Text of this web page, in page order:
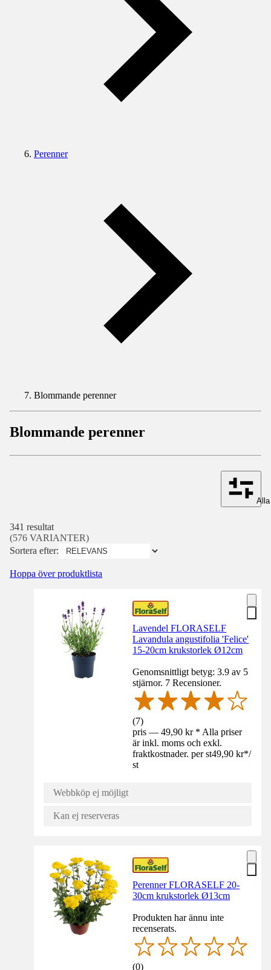
Perenner
Blommande perenner
Blommande perenner
341 resultat
(576 VARIANTER)
Sortera efter:
Hoppa över produktlista
Lavendel FLORASELF
Lavandula angustifolia 'Felice'
15-20cm krukstorlek Ø12cm
Genomsnittligt betyg: 3.9 av 5
stjärnor. 7 Recensioner.
(7)
pris — 49,90 kr * Alla priser
är inkl. moms och exkl.
fraktkostnader. per st49,90 kr*/
st
Webbköp ej möjligt
Kan ej reserveras
Perenner FLORASELF 20-
30cm krukstorlek Ø13cm
Produkten har ännu inte
recenserats.
(0)